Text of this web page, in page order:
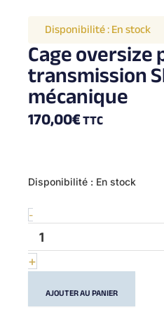
Disponibilité :En stock
Cage oversize
transmission
mécanique
170,00€TTC
Disponibilité : En stock
-
quantité
ODC
cage
for
Shimano
+
AJOUTER AU PANIER